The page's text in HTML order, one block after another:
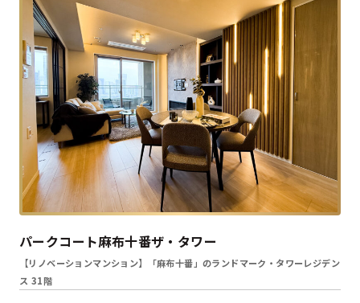
パークコート麻布十番ザ・タワー
【リノベーションマンション】「麻布十番」のランドマーク・タワーレジデン
ス 31階